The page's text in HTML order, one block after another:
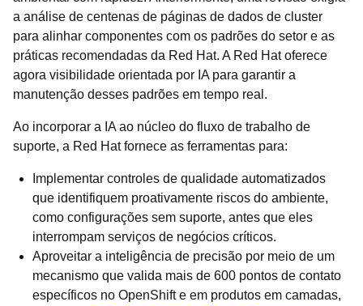
a análise de centenas de páginas de dados de cluster
para alinhar componentes com os padrões do setor e as
práticas recomendadas da Red Hat. A Red Hat oferece
agora visibilidade orientada por IA para garantir a
manutenção desses padrões em tempo real.
Ao incorporar a IA ao núcleo do fluxo de trabalho de
suporte, a Red Hat fornece as ferramentas para:
Implementar controles de qualidade automatizados
que identifiquem proativamente riscos do ambiente,
como configurações sem suporte, antes que eles
interrompam serviços de negócios críticos.
Aproveitar a inteligência de precisão por meio de um
mecanismo que valida mais de 600 pontos de contato
específicos no OpenShift e em produtos em camadas,